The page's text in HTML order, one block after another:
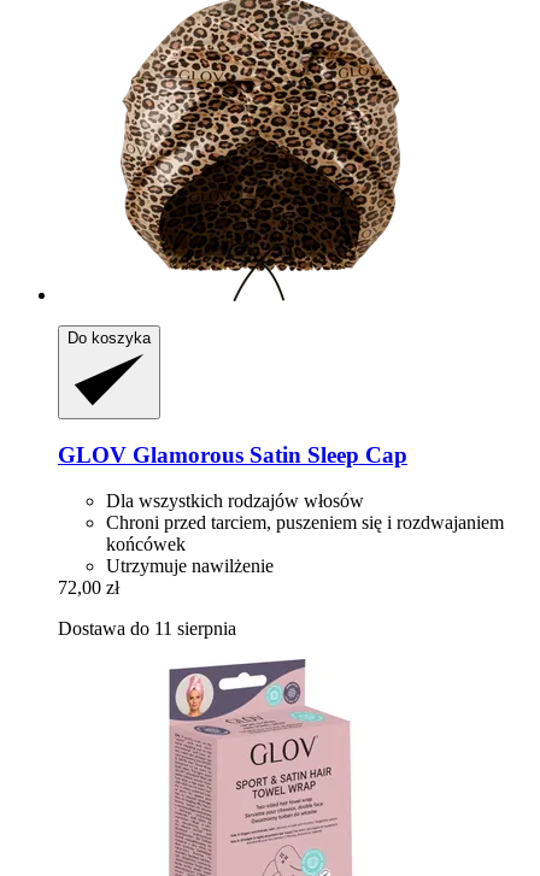
Do koszyka
GLOV Glamorous Satin Sleep Cap
Dla wszystkich rodzajów włosów
Chroni przed tarciem, puszeniem się i rozdwajaniem
końcówek
Utrzymuje nawilżenie
72,00 zł
Dostawa do 11 sierpnia